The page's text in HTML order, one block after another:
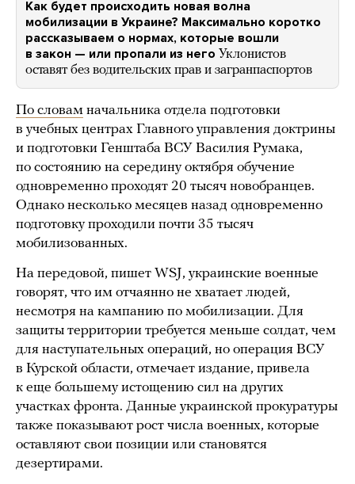
Как будет происходить новая волна
мобилизации в Украине? Максимально коротко
рассказываем о нормах, которые вошли
в закон — или пропали из него Уклонистов
оставят без водительских прав и загранпаспортов
По словам начальника отдела подготовки
в учебных центрах Главного управления доктрины
и подготовки Генштаба ВСУ Василия Румака,
по состоянию на середину октября обучение
одновременно проходят 20 тысяч новобранцев.
Однако несколько месяцев назад одновременно
подготовку проходили почти 35 тысяч
мобилизованных.
На передовой, пишет WSJ, украинские военные
говорят, что им отчаянно не хватает людей,
несмотря на кампанию по мобилизации. Для
защиты территории требуется меньше солдат, чем
для наступательных операций, но операция ВСУ
в Курской области, отмечает издание, привела
к еще большему истощению сил на других
участках фронта. Данные украинской прокуратуры
также показывают рост числа военных, которые
оставляют свои позиции или становятся
дезертирами.